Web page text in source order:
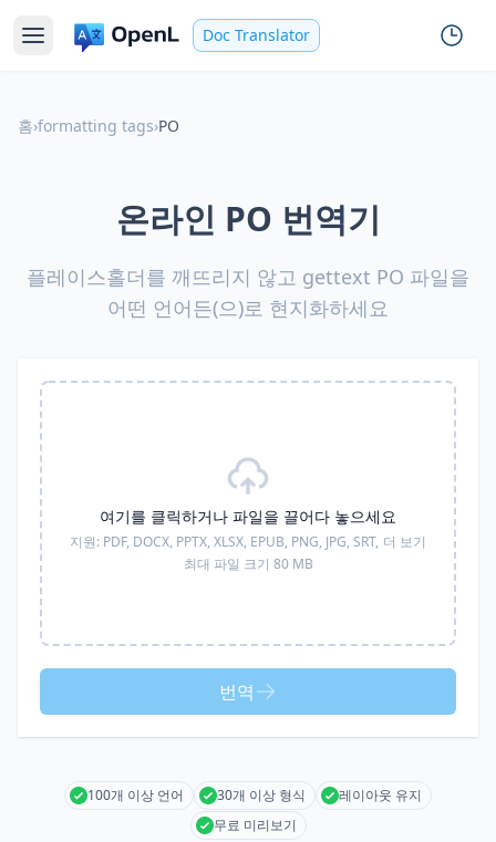
Doc Translator
홈›formatting tags›PO
온라인 PO 번역기
플레이스홀더를 깨뜨리지 않고 gettext PO 파일을
어떤 언어든(으)로 현지화하세요
여기를 클릭하거나 파일을 끌어다 놓으세요
지원: PDF, DOCX, PPTX, XLSX, EPUB, PNG, JPG, SRT, 더 보기
최대 파일 크기 80 MB
번역
100개 이상 언어 30개 이상 형식
레이아웃 유지
무료 미리보기